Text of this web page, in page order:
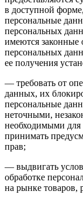
в доступной
персональные
персональных
имеются законные
персональных
ее получения
— требовать от
данных, их
персональные
неточными,
необходимыми для
принимать
прав;
— выдвигать
обработке
на рынке товаров,